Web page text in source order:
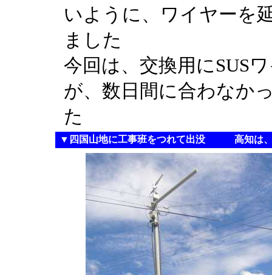
いように、ワイヤーを
ました
今回は、交換用にSUS
が、数日間に合わなか
た
▼四国山地に工事班をつれて出没 高知は、